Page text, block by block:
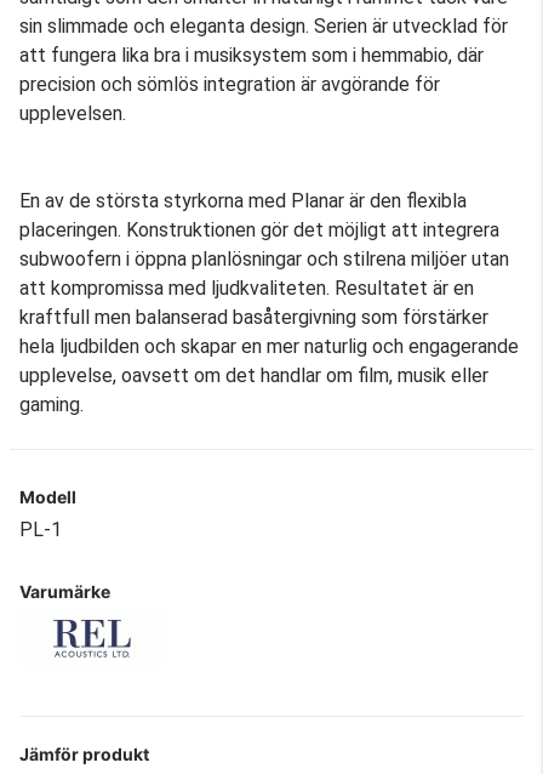
sin slimmade och eleganta design. Serien är utvecklad för
att fungera lika bra i musiksystem som i hemmabio, där
precision och sömlös integration är avgörande för
upplevelsen.
En av de största styrkorna med Planar är den flexibla
placeringen. Konstruktionen gör det möjligt att integrera
subwoofern i öppna planlösningar och stilrena miljöer utan
att kompromissa med ljudkvaliteten. Resultatet är en
kraftfull men balanserad basåtergivning som förstärker
hela ljudbilden och skapar en mer naturlig och engagerande
upplevelse, oavsett om det handlar om film, musik eller
gaming.
Modell
PL-1
Varumärke
Jämför produkt